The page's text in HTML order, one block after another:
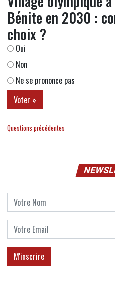
Bénite en 2030 :
choix ?
Oui
Non
Ne se prononce pas
Questions précédentes